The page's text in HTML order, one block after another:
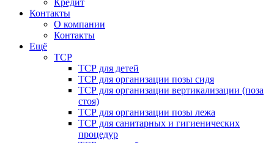
Кредит
Контакты
О компании
Контакты
Ещё
ТСР
ТСР для детей
ТСР для организации позы сидя
ТСР для организации вертикализации (поза
стоя)
ТСР для организации позы лежа
ТСР для санитарных и гигиенических
процедур